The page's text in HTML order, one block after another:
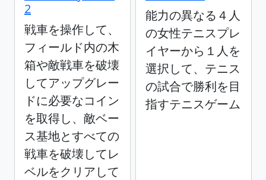
2
戦車を操作して、
フィールド内の木
箱や敵戦車を破壊
してアップグレー
ドに必要なコイン
を取得し、敵ベー
ス基地とすべての
戦車を破壊してレ
ベルをクリアして
能力の異なる４人
の女性テニスプレ
イヤーから１人を
選択して、テニス
の試合で勝利を目
指すテニスゲーム